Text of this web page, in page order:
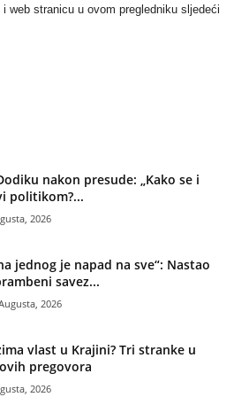
web stranicu u ovom pregledniku sljedeći
nakon presude: „Kako se i
politikom?...
2026
jednog je napad na sve“: Nastao
savez...
2026
vlast u Krajini? Tri stranke u
pregovora
2026